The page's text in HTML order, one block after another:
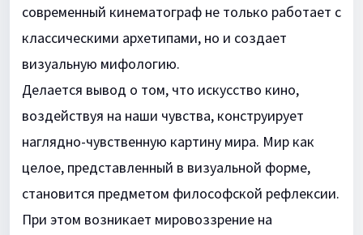
современный кинематограф не только работает с
классическими архетипами, но и создает
визуальную мифологию.
Делается вывод о том, что искусство кино,
воздействуя на наши чувства, конструирует
наглядно-чувственную картину мира. Мир как
целое, представленный в визуальной форме,
становится предметом философской рефлексии.
При этом возникает мировоззрение на